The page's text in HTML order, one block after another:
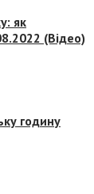
як
(Відео)
годину